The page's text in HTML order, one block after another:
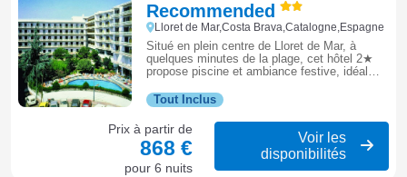
Recommended
Lloret de Mar,Costa Brava,Catalogne,Espagne
Situé en plein centre de Lloret de Mar, à
quelques minutes de la plage, cet hôtel 2★
propose piscine et ambiance festive, idéal
nocturne et des animations.
Tout Inclus
Prix à partir de
868 €
pour 6 nuits
Voir les
disponibilités